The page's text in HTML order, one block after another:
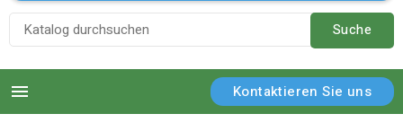
Suche
 Kontaktieren Sie uns